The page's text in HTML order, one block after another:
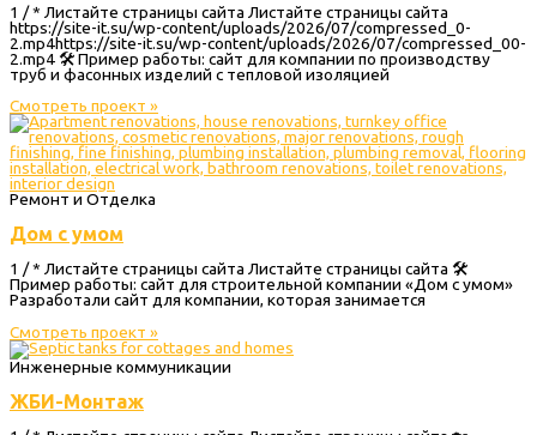
1 / * Листайте страницы сайта Листайте страницы сайта
https://site-it.su/wp-content/uploads/2026/07/compressed_0-
2.mp4https://site-it.su/wp-content/uploads/2026/07/compressed_00-
2.mp4 🛠 Пример работы: сайт для компании по производству
труб и фасонных изделий с тепловой изоляцией
Смотреть проект »
Ремонт и Отделка
Дом с умом
1 / * Листайте страницы сайта Листайте страницы сайта 🛠
Пример работы: сайт для строительной компании «Дом с умом»
Разработали сайт для компании, которая занимается
Смотреть проект »
Инженерные коммуникации
ЖБИ-Монтаж